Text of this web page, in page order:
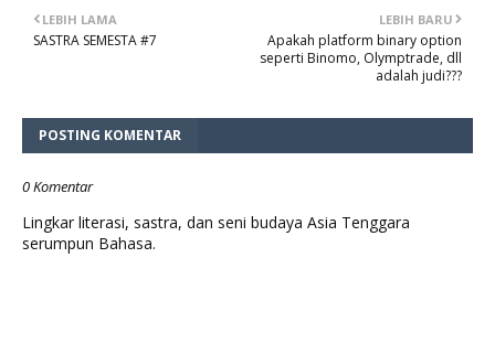
LEBIH BARU
Apakah platform binary option
seperti Binomo, Olymptrade, dll
adalah judi???
LEBIH LAMA
SASTRA SEMESTA #7
POSTING KOMENTAR
0 Komentar
Lingkar literasi, sastra, dan seni budaya Asia Tenggara
serumpun Bahasa.